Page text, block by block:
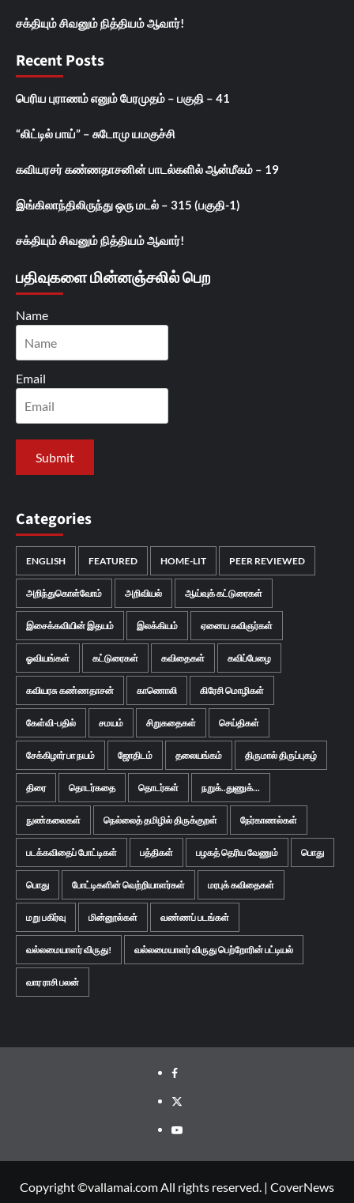
சக்தியும் சிவனும் நித்தியம் ஆவார்!
Recent Posts
பெரிய புராணம் எனும் பேரமுதம் – பகுதி – 41
“லிட்டில் பாய்” – சுடோமு யமகுச்சி
கவியரசர் கண்ணதாசனின் பாடல்களில் ஆன்மீகம் – 19
இங்கிலாந்திலிருந்து ஒரு மடல் – 315 (பகுதி-1)
சக்தியும் சிவனும் நித்தியம் ஆவார்!
பதிவுகளை மின்னஞ்சலில் பெற
Name
Email
Categories
ENGLISH FEATURED HOME-LIT PEER REVIEWED
அறிந்துகொள்வோம் அறிவியல் ஆய்வுக் கட்டுரைகள்
இசைக்கவியின் இதயம் இலக்கியம் ஏனைய கவிஞர்கள்
ஓவியங்கள் கட்டுரைகள் கவிதைகள் கவிப்பேழை
கவியரசு கண்ணதாசன் காணொலி கிரேசி மொழிகள்
கேள்வி-பதில் சமயம் சிறுகதைகள் செய்திகள்
சேக்கிழார் பா நயம் ஜோதிடம் தலையங்கம் திருமால் திருப்புகழ்
திரை தொடர்கதை தொடர்கள் நறுக்..துணுக்...
நுண்கலைகள் நெல்லைத் தமிழில் திருக்குறள் நேர்காணல்கள்
படக்கவிதைப் போட்டிகள் பத்திகள் பழகத் தெரிய வேணும் பொது
பொது போட்டிகளின் வெற்றியாளர்கள் மரபுக் கவிதைகள்
மறு பகிர்வு மின்னூல்கள் வண்ணப் படங்கள்
வல்லமையாளர் விருது! வல்லமையாளர் விருது பெற்றோரின் பட்டியல்
வார ராசி பலன்
Facebook
Twitter
Youtube
Copyright ©vallamai.com All rights reserved. | CoverNews